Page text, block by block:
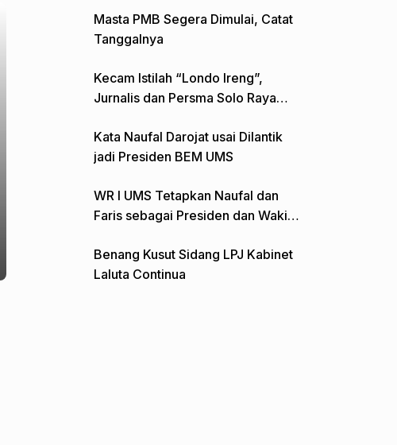
Masta PMB Segera Dimulai, Catat
Tanggalnya
Kecam Istilah “Londo Ireng”,
Jurnalis dan Persma Solo Raya
Kata Naufal Darojat usai Dilantik
jadi Presiden BEM UMS
WR I UMS Tetapkan Naufal dan
Faris sebagai Presiden dan Wakil
Benang Kusut Sidang LPJ Kabinet
Laluta Continua